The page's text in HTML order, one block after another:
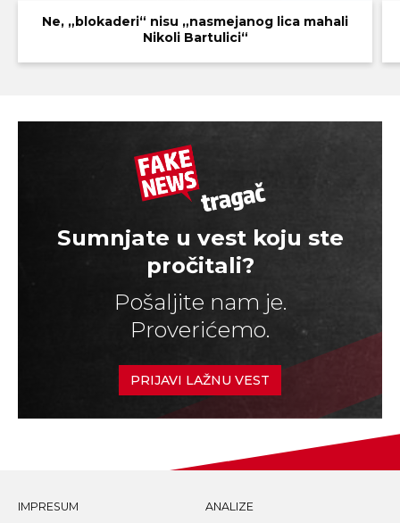
Ne, „blokaderi“ nisu „nasmejanog lica mahali
Nikoli Bartulici“
Sumnjate u vest koju ste
pročitali?
Pošaljite nam je.
Proverićemo.
PRIJAVI LAŽNU VEST
IMPRESUM ANALIZE